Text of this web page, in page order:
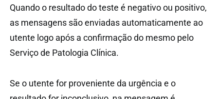
Quando o resultado do teste é negativo ou positivo,
as mensagens são enviadas automaticamente ao
utente logo após a confirmação do mesmo pelo
Serviço de Patologia Clínica.
Se o utente for proveniente da urgência e o